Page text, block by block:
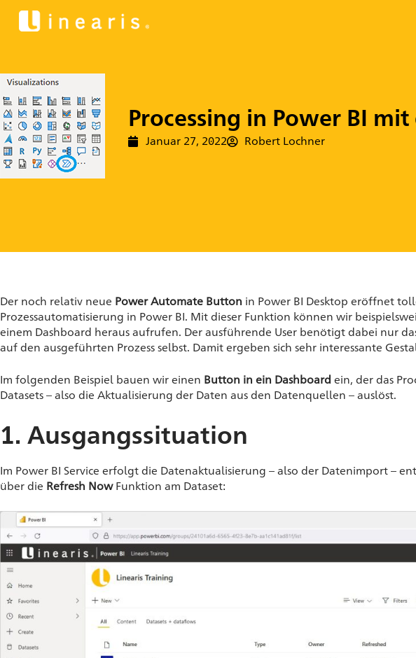
Processing in Power BI
Januar 27, 2022 Robert Lochner
Der noch relativ neue Power Automate Button in Power BI Desktop eröffnet
Prozessautomatisierung in Power BI. Mit dieser Funktion können wir
einem Dashboard heraus aufrufen. Der ausführende User benötigt dabei nur
auf den ausgeführten Prozess selbst. Damit ergeben sich sehr interessante
Im folgenden Beispiel bauen wir einen Button in ein Dashboard ein, der das
Datasets – also die Aktualisierung der Daten aus den Datenquellen – auslöst.
1. Ausgangssituation
Im Power BI Service erfolgt die Datenaktualisierung – also der Datenimport –
über die Refresh Now Funktion am Dataset: